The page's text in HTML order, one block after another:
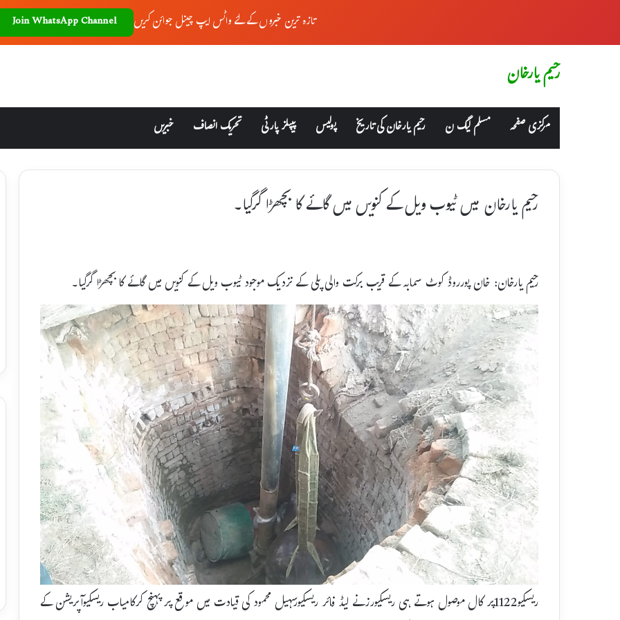
تازہ ترین خبروں کے لئے واٹس ایپ چینل جوائن کریں Join WhatsApp Channel
رحیم یارخان
مرکزی صفحہ مسلم لیگ ن رحیم یارخان کی تاریخ پولیس پیپلز پارٹی تحریک انصاف خبریں
رحیم یارخان میں ٹیوب ویل کے کنویں میں گائے کا بچھڑا گرگیا۔
رحیم یارخان: خان پورروڈ کوٹ سمابہ کے قریب برکت والی پلی کے نزدیک موجود ٹیوب ویل کے کنویں میں گائے کا بچھڑا گرگیا۔
ریسکیو1122پر کال موصول ہوتے ہی ریسکیورزنے لیڈ فائر ریسکیورسہیل محمود کی قیادت میں موقع پر پہنچ کرکامیاب ریسکیوآپریشن کے